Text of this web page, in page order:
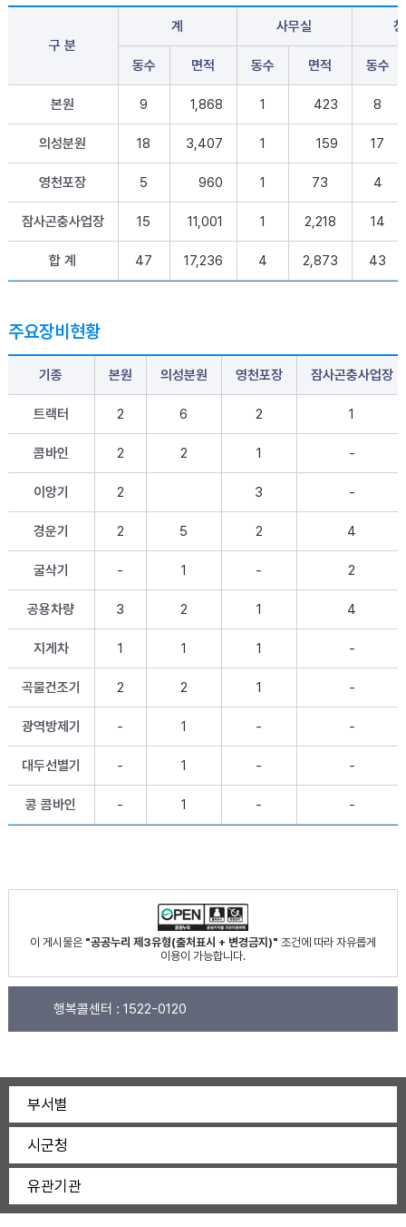
구 분
계 사무실
동수 면적 동수 면적 동수
본원 9 1,868 1 423 8
의성분원 18 3,407 1 159 17
영천포장 5 960 1 73 4
잠사곤충사업장 15 11,001 1 2,218 14
합 계 47 17,236 4 2,873 43
주요장비현황
기종 본원 의성분원 영천포장 잠사곤충사업장
트랙터 2 6 2 1
콤바인 2 2 1 -
이앙기 2 3 -
경운기 2 5 2 4
굴삭기 - 1 - 2
공용차량 3 2 1 4
지게차 1 1 1 -
곡물건조기 2 2 1 -
광역방제기 - 1 - -
대두선별기 - 1 - -
콩 콤바인 - 1 - -
이 게시물은 "공공누리 제3유형(출처표시 + 변경금지)" 조건에 따라 자유롭게
이용이 가능합니다.
행복콜센터 : 1522-0120
부서별
시군청
유관기관